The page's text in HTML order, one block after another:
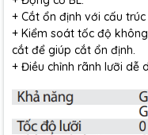
+ Cắt ổn định với cấu
+ Kiểm soát tốc độ
cắt để giúp cắt ổn định.
+ Điều chỉnh rãnh lưỡi dễ